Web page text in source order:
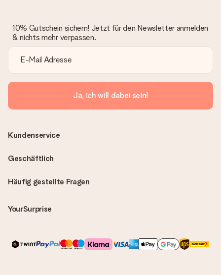
10% Gutschein sichern! Jetzt für den Newsletter anmelden
& nichts mehr verpassen.
Ja, ich will dabei sein!
Häufig gestellte Fragen
YourSurprise
Kundenservice
Geschäftlich